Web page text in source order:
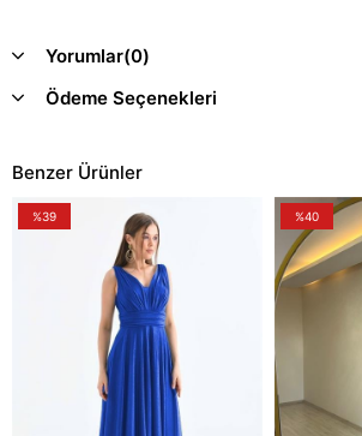
Yorumlar(0)
Ödeme Seçenekleri
Benzer Ürünler
%39 %40